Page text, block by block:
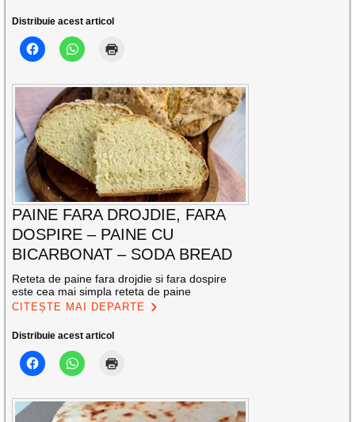
Distribuie acest articol
PAINE FARA DROJDIE, FARA
DOSPIRE – PAINE CU
BICARBONAT – SODA BREAD
Reteta de paine fara drojdie si fara dospire
este cea mai simpla reteta de paine
CITEȘTE MAI DEPARTE
Distribuie acest articol